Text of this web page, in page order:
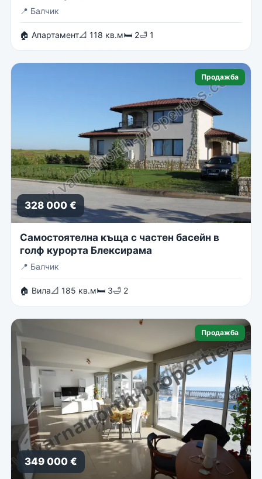
📍 Балчик
🏠 Апартамент📐 118 кв.м🛏 2🛁 1
Продажба
328 000 €
Самостоятелна къща с частен басейн в
голф курорта Блексирама
📍 Балчик
🏠 Вила📐 185 кв.м🛏 3🛁 2
Продажба
349 000 €